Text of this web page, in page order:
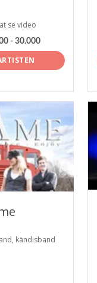
se video
- 30.000
kändisband